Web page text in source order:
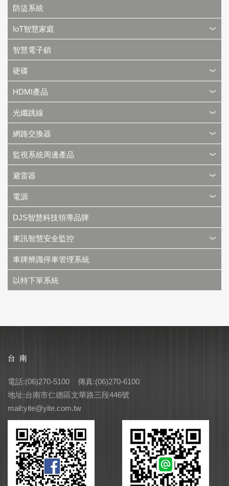
防盜系統
IoT智慧家庭
智慧電子鎖
硬碟
HDMI產品
光纖跳線
網路交換器
監視系統周邊產品
避雷器
電源
DJS智慧科技領導品牌
東訊智慧安全監控
車牌辨識停車管理系統
以特下單系統
台 南
電話:(06)270-5100 傳真:(06)270-6100
地址:台南市仁德區文華路三段446號
mail:yite@yite.com.tw